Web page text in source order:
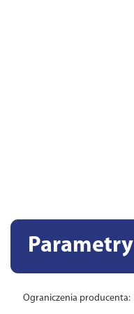
Parametry
Ograniczenia producenta: